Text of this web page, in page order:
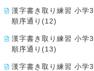
漢字書き取り練習 小学
順序通り(12)
漢字書き取り練習 小学
順序通り(13)
漢字書き取り練習 小学